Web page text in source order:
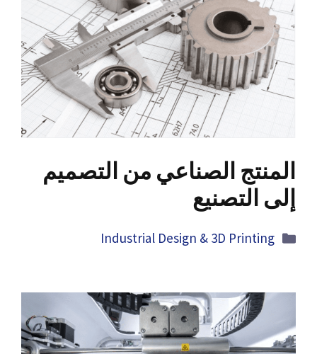
المنتج الصناعي من التصميم
إلى التصنيع
Categories
Industrial Design & 3D Printing